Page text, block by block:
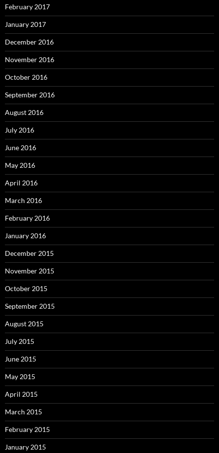
February 2017
January 2017
December 2016
November 2016
October 2016
September 2016
August 2016
July 2016
June 2016
May 2016
April 2016
March 2016
February 2016
January 2016
December 2015
November 2015
October 2015
September 2015
August 2015
July 2015
June 2015
May 2015
April 2015
March 2015
February 2015
January 2015